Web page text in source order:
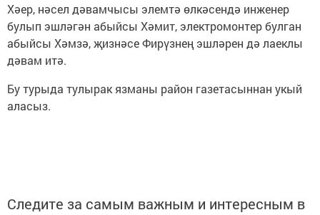
Хәер, нәсел дәвамчысы элемтә өлкәсендә инженер
булып эшләгән абыйсы Хәмит, электромонтер булган
абыйсы Хәмзә, җизнәсе Фирүзнең эшләрен дә лаеклы
дәвам итә.
Бу турыда тулырак язманы район газетасыннан укый
аласыз.
Следите за самым важным и интересным в